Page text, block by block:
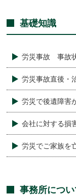
基礎知識
労災事故 事故
労災事故直後・
労災で後遺障害
会社に対する損
労災でご家族を
事務所につい